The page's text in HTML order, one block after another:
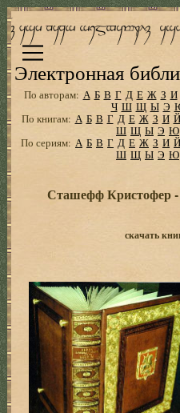
Электронная
По авторам: А Б В Г Д Е Ж З И
Ч Ш Щ Ы Э
По книгам: А Б В Г Д Е Ж З И Й
Ш Щ Ы Э Ю
По сериям: А Б В Г Д Е Ж З И Й
Ш Щ Ы Э Ю
Сташефф Кристофер
скачать